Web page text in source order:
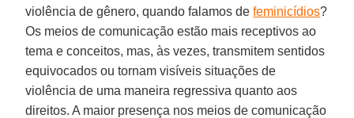
violência de gênero, quando falamos defeminicídios?
Os meios de comunicação estão mais receptivos ao
tema e conceitos, mas, às vezes, transmitem sentidos
equivocados ou tornam visíveis situações de
violência de uma maneira regressiva quanto aos
direitos. A maior presença nos meios de comunicação